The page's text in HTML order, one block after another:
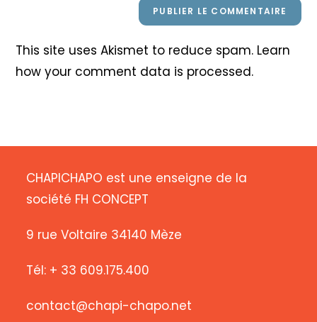
This site uses Akismet to reduce spam. Learn
how your comment data is processed.
CHAPICHAPO est une enseigne de la
société FH CONCEPT
9 rue Voltaire 34140 Mèze
Tél: + 33 609.175.400
contact@chapi-chapo.net